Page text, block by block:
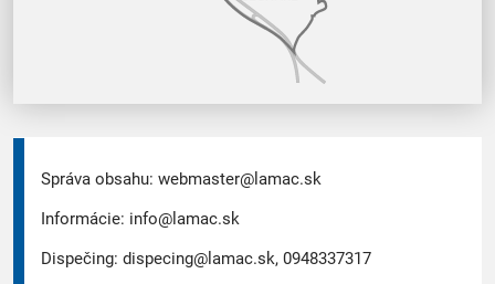
Správa obsahu: webmaster@lamac.sk
Informácie: info@lamac.sk
Dispečing: dispecing@lamac.sk, 0948337317